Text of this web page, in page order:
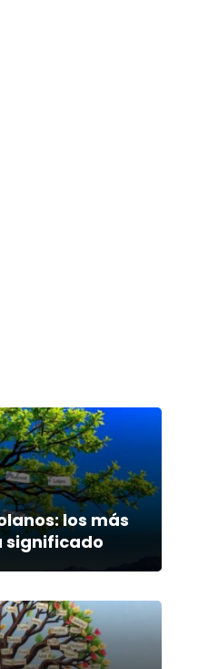
los más
significado